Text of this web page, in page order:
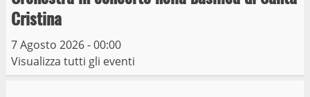
Cristina
7 Agosto 2026 - 00:00
Visualizza tutti gli eventi
Viterbo
I Carabinieri arrestano due giovani per